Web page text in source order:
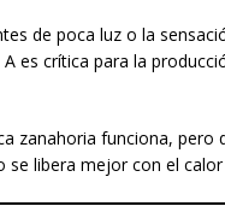
de poca luz o la
es crítica para la
zanahoria funciona,
se libera mejor con el